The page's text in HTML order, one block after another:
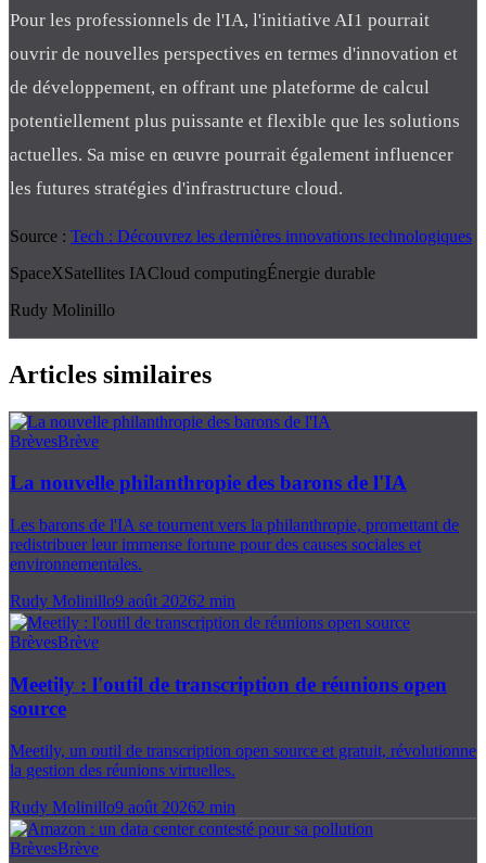
Pour les professionnels de l'IA, l'initiative AI1 pourrait
ouvrir de nouvelles perspectives en termes d'innovation et
de développement, en offrant une plateforme de calcul
potentiellement plus puissante et flexible que les solutions
actuelles. Sa mise en œuvre pourrait également influencer
les futures stratégies d'infrastructure cloud.
Source : Tech : Découvrez les dernières innovations technologiques
SpaceXSatellites IACloud computingÉnergie durable
Rudy Molinillo
Articles similaires
BrèvesBrève
La nouvelle philanthropie des barons de l'IA
Les barons de l'IA se tournent vers la philanthropie, promettant de
redistribuer leur immense fortune pour des causes sociales et
environnementales.
Rudy Molinillo9 août 20262 min
BrèvesBrève
Meetily : l'outil de transcription de réunions open
source
Meetily, un outil de transcription open source et gratuit, révolutionne
la gestion des réunions virtuelles.
Rudy Molinillo9 août 20262 min
BrèvesBrève